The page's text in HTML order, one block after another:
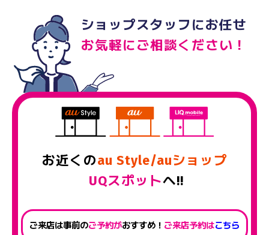
ショップスタッフにお任せ
お気軽にご相談ください！
お近くのau Style/auショップ
UQスポットへ!!
ご来店は事前のご予約がおすすめ！ ご来店予約はこちら